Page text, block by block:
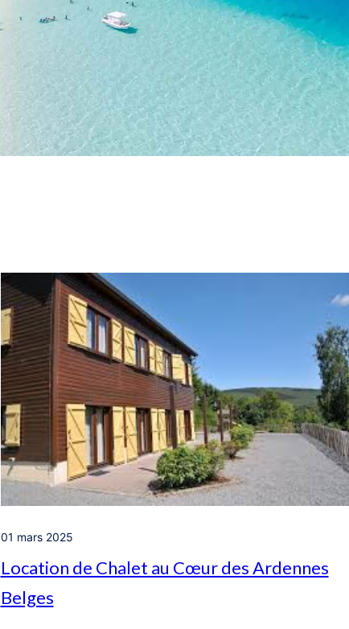
01 mars 2025
Location de Chalet au Cœur des Ardennes
Belges